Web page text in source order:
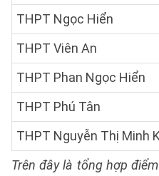
THPT Ngọc Hiển
THPT Viên An
THPT Phan Ngọc Hiển
THPT Phú Tân
THPT Nguyễn Thị Minh
Trên đây là tổng hợp